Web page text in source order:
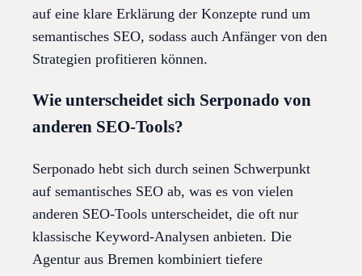
auf eine klare Erklärung der Konzepte rund um
semantisches SEO, sodass auch Anfänger von den
Strategien profitieren können.
Wie unterscheidet sich Serponado von
anderen SEO-Tools?
Serponado hebt sich durch seinen Schwerpunkt
auf semantisches SEO ab, was es von vielen
anderen SEO-Tools unterscheidet, die oft nur
klassische Keyword-Analysen anbieten. Die
Agentur aus Bremen kombiniert tiefere